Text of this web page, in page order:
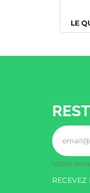
LE
Votre